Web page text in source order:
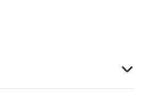
do simbolismo à
a jornada de Ailla,
internacional